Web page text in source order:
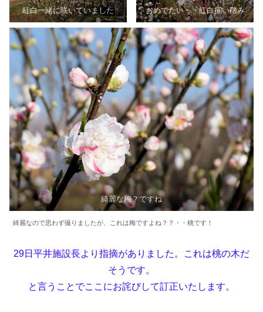
紅白一緒に咲いていました おめでたい・・紅白揃い踏み
綺麗な梅？ですね
綺麗なので思わず撮りましたが、これは梅ですよね？？・・桃です！
29日平井施設長より指摘がありました。これは桃の木だ
そうです。
と言うことでここにお詫びして訂正いたします。